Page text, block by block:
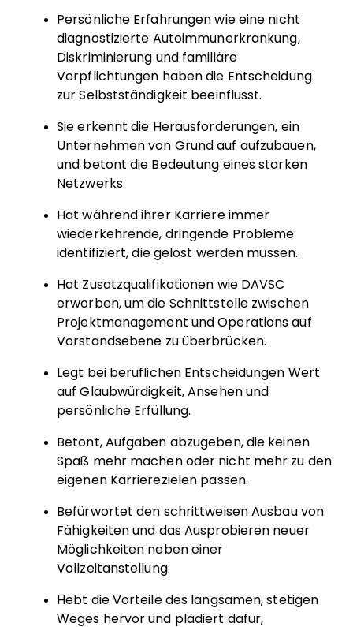
Persönliche Erfahrungen wie eine nicht
diagnostizierte Autoimmunerkrankung,
Diskriminierung und familiäre
Verpflichtungen haben die Entscheidung
zur Selbstständigkeit beeinflusst.
Sie erkennt die Herausforderungen, ein
Unternehmen von Grund auf aufzubauen,
und betont die Bedeutung eines starken
Netzwerks.
Hat während ihrer Karriere immer
wiederkehrende, dringende Probleme
identifiziert, die gelöst werden müssen.
Hat Zusatzqualifikationen wie DAVSC
erworben, um die Schnittstelle zwischen
Projektmanagement und Operations auf
Vorstandsebene zu überbrücken.
Legt bei beruflichen Entscheidungen Wert
auf Glaubwürdigkeit, Ansehen und
persönliche Erfüllung.
Betont, Aufgaben abzugeben, die keinen
Spaß mehr machen oder nicht mehr zu den
eigenen Karrierezielen passen.
Befürwortet den schrittweisen Ausbau von
Fähigkeiten und das Ausprobieren neuer
Möglichkeiten neben einer
Vollzeitanstellung.
Hebt die Vorteile des langsamen, stetigen
Weges hervor und plädiert dafür,